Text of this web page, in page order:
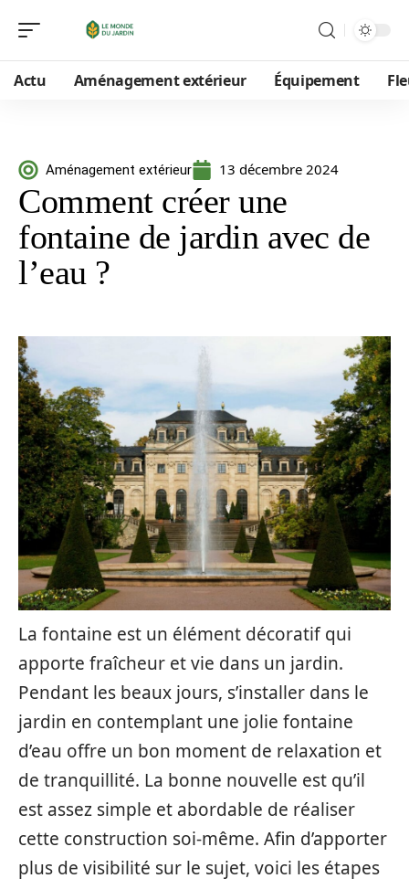
Actu Aménagement extérieur Équipement
Aménagement extérieur 13 décembre 2024
Comment créer une
fontaine de jardin avec de
l’eau ?
La fontaine est un élément décoratif qui
apporte fraîcheur et vie dans un jardin.
Pendant les beaux jours, s’installer dans le
jardin en contemplant une jolie fontaine
d’eau offre un bon moment de relaxation et
de tranquillité. La bonne nouvelle est qu’il
est assez simple et abordable de réaliser
cette construction soi-même. Afin d’apporter
plus de visibilité sur le sujet, voici les étapes